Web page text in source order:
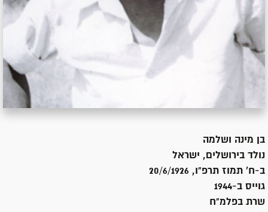
בן מינה ושלמה
נולד בירושלים, ישראל
ב-ח' תמוז תרפ"ו, 20/6/1926
גוייס ב-1944
שרת בפלמ"ח